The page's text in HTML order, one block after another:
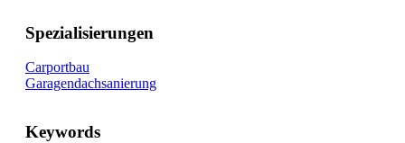
Spezialisierungen
Carportbau
Garagendachsanierung
Keywords